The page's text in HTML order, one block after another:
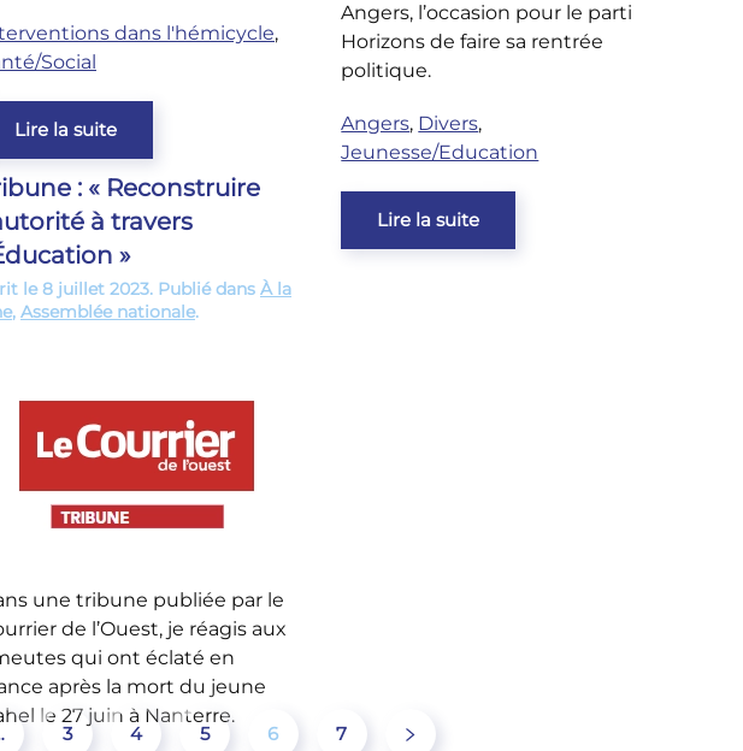
dans l'hémicycle,
Social
Lire la suite
Angers, l’occasion pour le parti
Horizons de faire sa rentrée
politique.
Angers, Divers,
Jeunesse/Education
Lire la suite
: « Reconstruire
à travers
»
le8 juillet 2023. Publié dans À la
, Assemblée nationale.
une tribune publiée par le
de l’Ouest, je réagis aux
qui ont éclaté en
après la mort du jeune
le 27 juin à Nanterre.
3 4 5 6 7